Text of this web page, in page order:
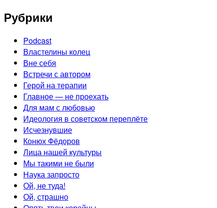
Рубрики
Podcast
Властелины колец
Вне себя
Встречи с автором
Герой на терапии
Главное — не проехать
Для мам с любовью
Идеология в советском переплёте
Исчезнувшие
Конюх Фёдоров
Лица нашей культуры
Мы такими не были
Наука запросто
Ой, не туда!
Ой, страшно